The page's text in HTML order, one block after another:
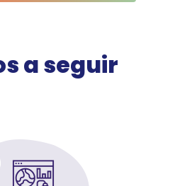
a seguir